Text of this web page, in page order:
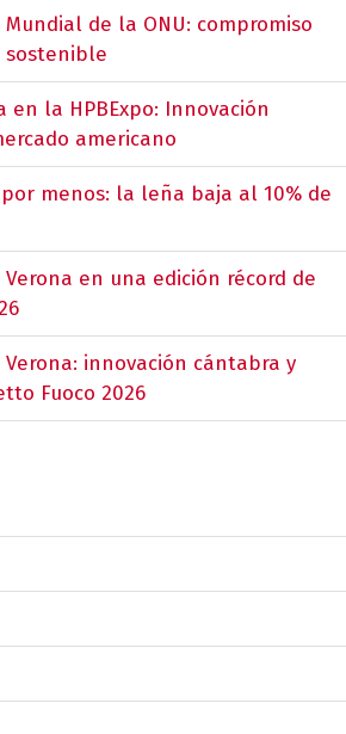
de la ONU: compromiso
sostenible
la HPBExpo: Innovación
americano
menos: la leña baja al 10% de
en una edición récord de
innovación cántabra y
Fuoco 2026